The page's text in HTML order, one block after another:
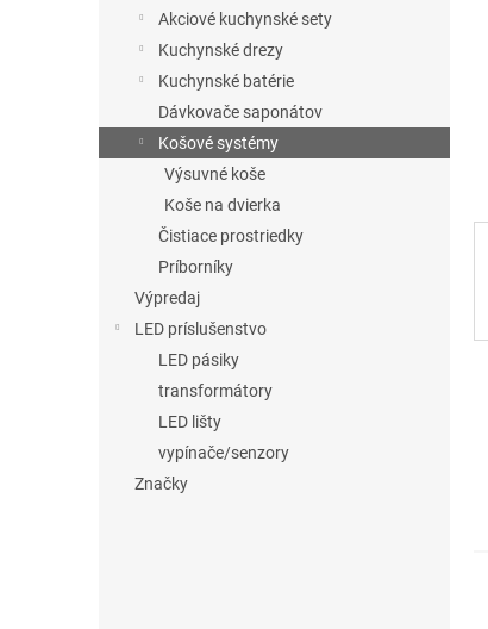
Akciové kuchynské sety
Kuchynské drezy
Kuchynské batérie
Dávkovače saponátov
Košové systémy
Výsuvné koše
Koše na dvierka
Čistiace prostriedky
Príborníky
Výpredaj
LED príslušenstvo
LED pásiky
transformátory
LED lišty
vypínače/senzory
Značky